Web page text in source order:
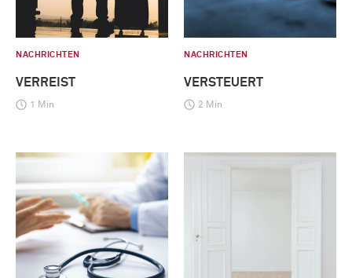
NACHRICHTEN
VERREIST
1 Min
NACHRICHTEN
VERSTEUERT
2 Min